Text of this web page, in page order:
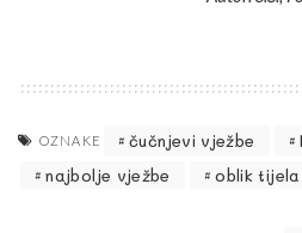
OZNAKE čučnjevi vježbe
najbolje vježbe
oblik tijela